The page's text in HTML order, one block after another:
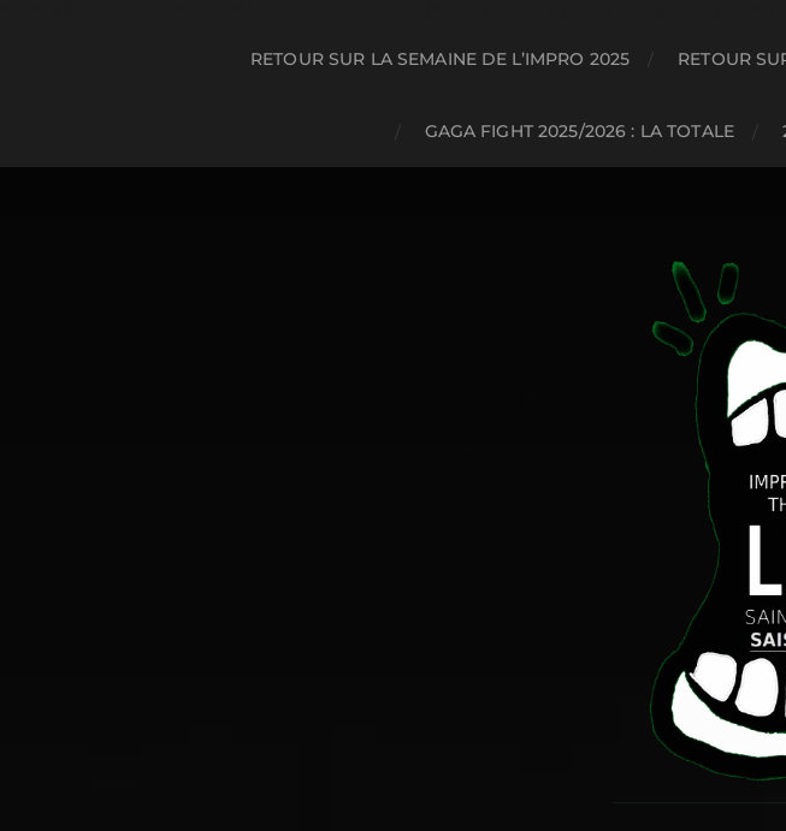
RETOUR SUR LA SEMAINE DE L’IMPRO 2025 RETOUR
GAGA FIGHT 2025/2026 : LA TOTALE